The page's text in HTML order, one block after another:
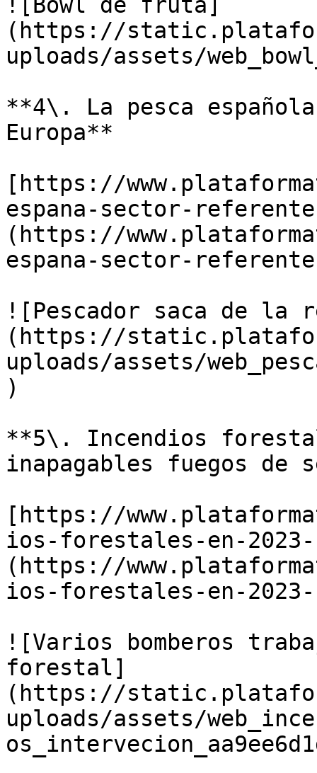
(https://
uploads/assets/
**4\. La pesca
Europa**
[https://
espana-sector-
(https://
espana-sector-
![Pescador saca de la
(https://
uploads/assets/
)
**5\. Incendios
inapagables fuegos de
[https://
ios-forestales-en-
(https://
ios-forestales-en-
![Varios bomberos
forestal]
(https://
uploads/assets/